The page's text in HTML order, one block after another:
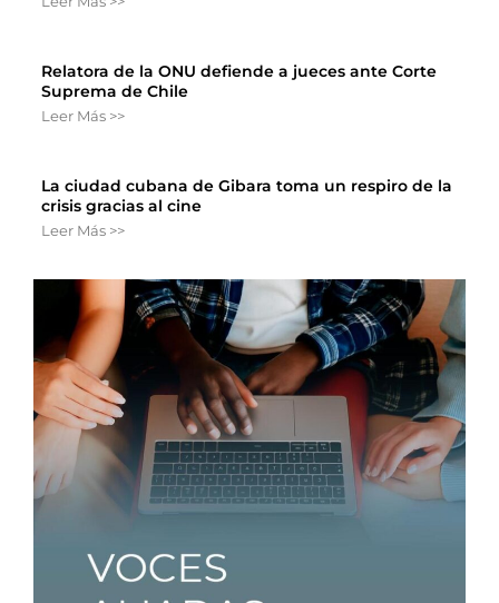
Relatora de la ONU defiende a jueces ante Corte
Suprema de Chile
Leer Más >>
La ciudad cubana de Gibara toma un respiro de la
crisis gracias al cine
Leer Más >>